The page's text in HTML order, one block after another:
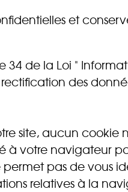
et
de la Loi "
des
site, aucun
à votre navigateur
pas de vous
relatives à la